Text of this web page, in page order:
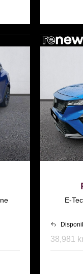
E-
38,981